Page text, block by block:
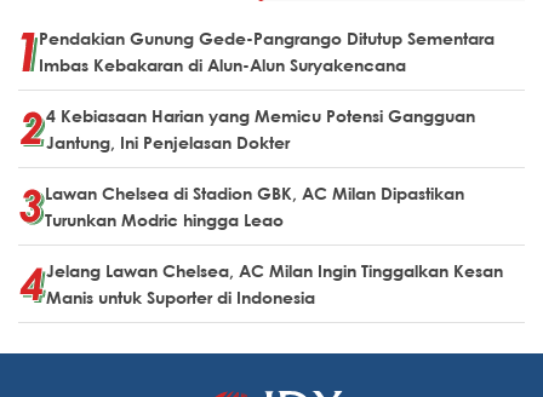
Pendakian Gunung Gede-Pangrango Ditutup Sementara
Imbas Kebakaran di Alun-Alun Suryakencana
4 Kebiasaan Harian yang Memicu Potensi Gangguan
Jantung, Ini Penjelasan Dokter
Lawan Chelsea di Stadion GBK, AC Milan Dipastikan
Turunkan Modric hingga Leao
Jelang Lawan Chelsea, AC Milan Ingin Tinggalkan Kesan
Manis untuk Suporter di Indonesia